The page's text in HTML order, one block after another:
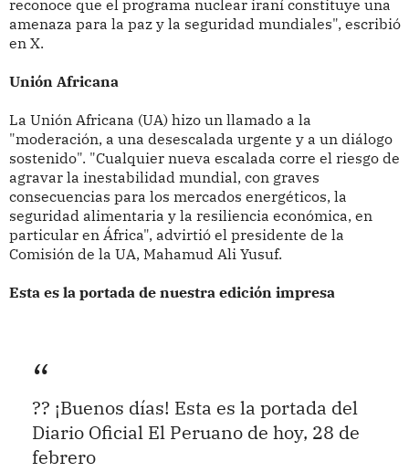
reconoce que el programa nuclear iraní constituye una
amenaza para la paz y la seguridad mundiales", escribió
en X.
Unión Africana
La Unión Africana (UA) hizo un llamado a la
"moderación, a una desescalada urgente y a un diálogo
sostenido". "Cualquier nueva escalada corre el riesgo de
agravar la inestabilidad mundial, con graves
consecuencias para los mercados energéticos, la
seguridad alimentaria y la resiliencia económica, en
particular en África", advirtió el presidente de la
Comisión de la UA, Mahamud Ali Yusuf.
Esta es la portada de nuestra edición impresa
?? ¡Buenos días! Esta es la portada del
Diario Oficial El Peruano de hoy, 28 de
febrero